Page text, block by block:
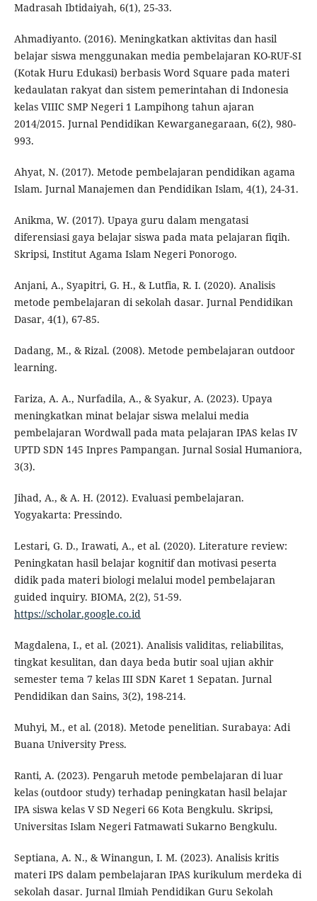
Madrasah Ibtidaiyah, 6(1), 25-33.
Ahmadiyanto. (2016). Meningkatkan aktivitas dan hasil
belajar siswa menggunakan media pembelajaran KO-RUF-SI
(Kotak Huru Edukasi) berbasis Word Square pada materi
kedaulatan rakyat dan sistem pemerintahan di Indonesia
kelas VIIIC SMP Negeri 1 Lampihong tahun ajaran
2014/2015. Jurnal Pendidikan Kewarganegaraan, 6(2), 980-
993.
Ahyat, N. (2017). Metode pembelajaran pendidikan agama
Islam. Jurnal Manajemen dan Pendidikan Islam, 4(1), 24-31.
Anikma, W. (2017). Upaya guru dalam mengatasi
diferensiasi gaya belajar siswa pada mata pelajaran fiqih.
Skripsi, Institut Agama Islam Negeri Ponorogo.
Anjani, A., Syapitri, G. H., & Lutfia, R. I. (2020). Analisis
metode pembelajaran di sekolah dasar. Jurnal Pendidikan
Dasar, 4(1), 67-85.
Dadang, M., & Rizal. (2008). Metode pembelajaran outdoor
learning.
Fariza, A. A., Nurfadila, A., & Syakur, A. (2023). Upaya
meningkatkan minat belajar siswa melalui media
pembelajaran Wordwall pada mata pelajaran IPAS kelas IV
UPTD SDN 145 Inpres Pampangan. Jurnal Sosial Humaniora,
3(3).
Jihad, A., & A. H. (2012). Evaluasi pembelajaran.
Yogyakarta: Pressindo.
Lestari, G. D., Irawati, A., et al. (2020). Literature review:
Peningkatan hasil belajar kognitif dan motivasi peserta
didik pada materi biologi melalui model pembelajaran
guided inquiry. BIOMA, 2(2), 51-59.
https://scholar.google.co.id
Magdalena, I., et al. (2021). Analisis validitas, reliabilitas,
tingkat kesulitan, dan daya beda butir soal ujian akhir
semester tema 7 kelas III SDN Karet 1 Sepatan. Jurnal
Pendidikan dan Sains, 3(2), 198-214.
Muhyi, M., et al. (2018). Metode penelitian. Surabaya: Adi
Buana University Press.
Ranti, A. (2023). Pengaruh metode pembelajaran di luar
kelas (outdoor study) terhadap peningkatan hasil belajar
IPA siswa kelas V SD Negeri 66 Kota Bengkulu. Skripsi,
Universitas Islam Negeri Fatmawati Sukarno Bengkulu.
Septiana, A. N., & Winangun, I. M. (2023). Analisis kritis
materi IPS dalam pembelajaran IPAS kurikulum merdeka di
sekolah dasar. Jurnal Ilmiah Pendidikan Guru Sekolah